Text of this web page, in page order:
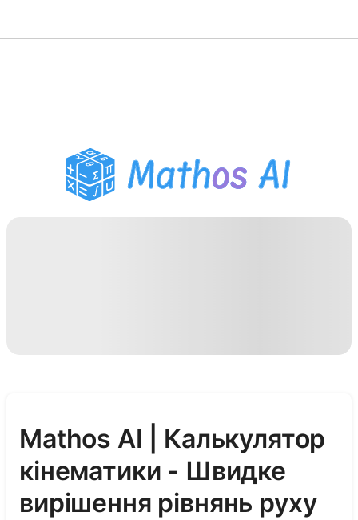
Помічник з домашнім
завданням PDF
Mathos AI | Калькулятор
кінематики - Швидке
вирішення рівнянь руху